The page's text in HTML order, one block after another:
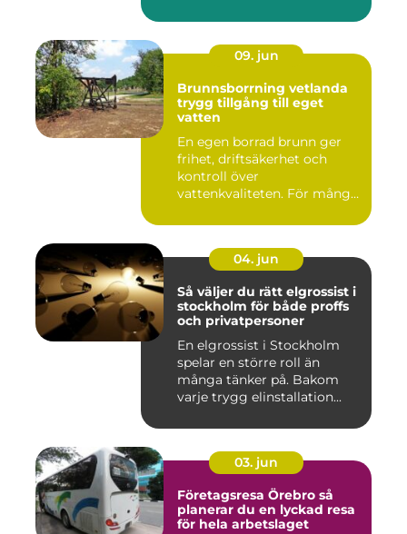
09. jun
Brunnsborrning vetlanda
trygg tillgång till eget
vatten
En egen borrad brunn ger
frihet, driftsäkerhet och
kontroll över
vattenkvaliteten. För många
04. jun
Så väljer du rätt elgrossist i
stockholm för både proffs
och privatpersoner
En elgrossist i Stockholm
spelar en större roll än
många tänker på. Bakom
varje trygg elinstallation...
03. jun
Företagsresa Örebro så
planerar du en lyckad resa
för hela arbetslaget